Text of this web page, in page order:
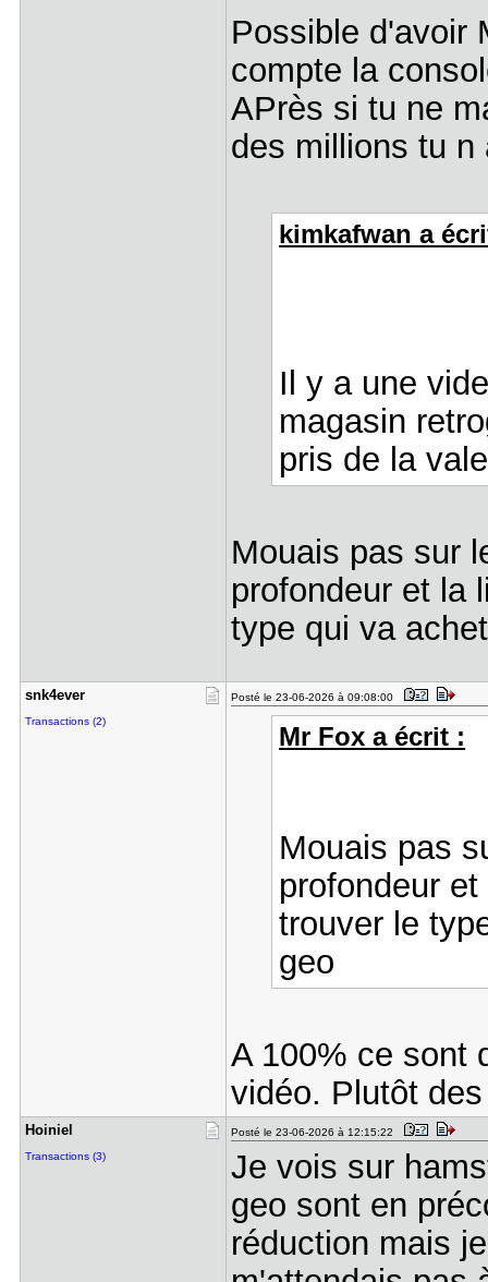
Possible d'avoir
compte la
APrès si tu ne
des millions tu n
kimkafwan a
Il y a une
magasin
pris de la
Mouais pas sur
profondeur et la
type qui va
snk4ever
Transactions (2)
Posté le 23-06-2026 à 09:08:00
Mr Fox a écrit :
Mouais pas
profondeur
trouver le
geo
A 100% ce sont
vidéo. Plutôt
Hoiniel
Transactions (3)
Posté le 23-06-2026 à 12:15:22
Je vois sur
geo sont en
réduction mais